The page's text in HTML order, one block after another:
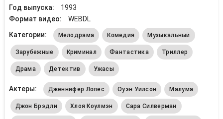
Год выпуска:
1993
Формат видео:
WEBDL
Категории:
Мелодрама Комедия Музыкальный
Зарубежные Криминал Фантастика Триллер
Драма Детектив Ужасы
Актеры: Дженнифер Лопес Оуэн Уилсон Малума
Джон Брэдли Хлоя Коулмэн Сара Силверман